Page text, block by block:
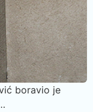
boravio je